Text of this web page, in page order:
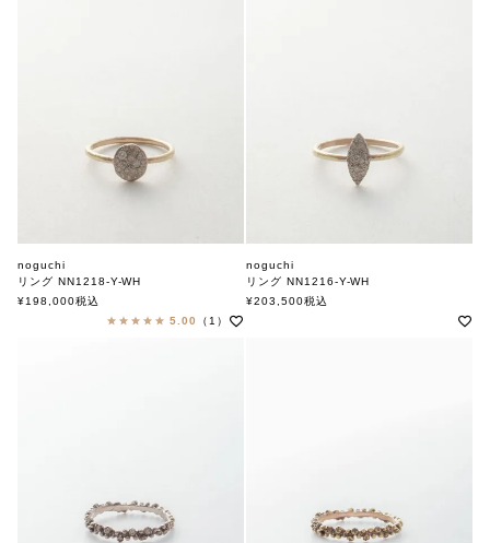
noguchi
リング NN1218-Y-WH
ノグチ
¥198,000税込
5.00
（1）
noguchi
リング NN1216-Y-WH
ノグチ
¥203,500税込